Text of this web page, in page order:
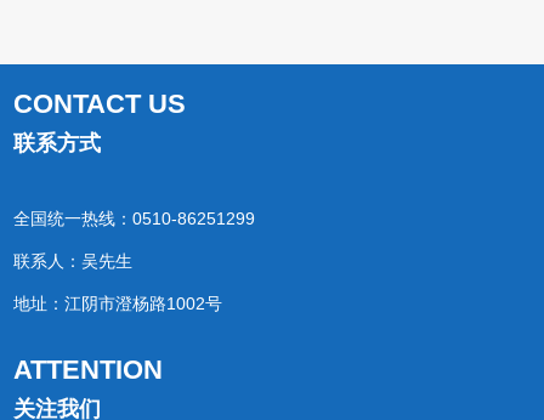
CONTACT US
联系方式
全国统一热线：0510-86251299
联系人：吴先生
地址：江阴市澄杨路1002号
ATTENTION
关注我们